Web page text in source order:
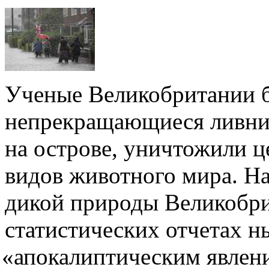
Ученые Великобритании
непрекращающиеся
на острове, уничтожили
видов животного мира.
дикой природы
статистических отчетах
«апокалиптическим